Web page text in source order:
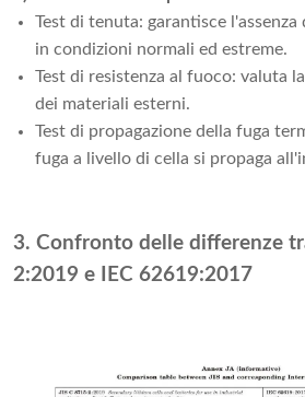
Test di tenuta: garantisce
in condizioni normali ed estreme.
Test di resistenza al fuoco: valuta
dei materiali esterni.
Test di propagazione della fuga
fuga a livello di cella si propaga
3. Confronto delle differenze
2:2019 e IEC 62619:2017